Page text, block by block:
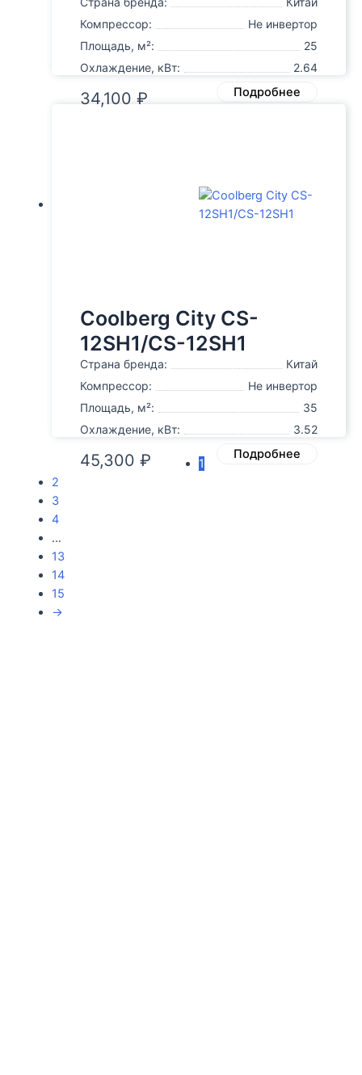
Компрессор:
Не инвертор
Площадь, м²:
25
Охлаждение, кВт:
2.64
34,100 ₽ Подробнее
Coolberg City CS-
12SH1/CS-12SH1
Страна бренда:
Китай
Компрессор:
Не инвертор
Площадь, м²:
35
Охлаждение, кВт:
3.52
45,300 ₽ Подробнее
1
2
3
4
…
13
14
15
→